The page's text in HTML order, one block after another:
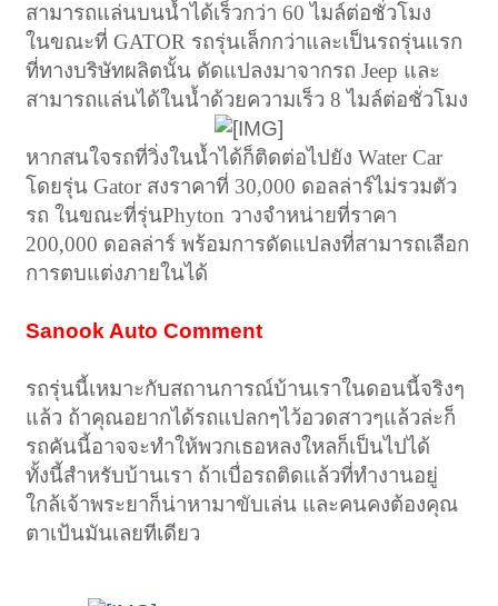
สามารถแล่นบนน้ำได้เร็วกว่า60ไมล์ต่อชั่วโมง
ในขณะที่GATOR รถรุ่นเล็กกว่าและเป็นรถรุ่นแรก
ที่ทางบริษัทผลิตนั้น ดัดแปลงมาจากรถJeep และ
สามารถแล่นได้ในน้ำด้วยความเร็ว8ไมล์ต่อชั่วโมง
หากสนใจรถที่วิ่งในน้ำได้ก็ติดต่อไปยังWater Car
โดยรุ่นGator สงราคาที่ 30,000 ดอลล่าร์ไม่รวมตัว
รถ ในขณะที่รุ่นPhyton วางจำหน่ายที่ราคา
200,000 ดอลล่าร์ พร้อมการดัดแปลงที่สามารถเลือก
การตบแต่งภายในได้
Sanook Auto Comment
รถรุ่นนี้เหมาะกับสถานการณ์บ้านเราในดอนนี้จริงๆ
แล้ว ถ้าคุณอยากได้รถแปลกๆไว้อวดสาวๆแล้วล่ะก็
รถคันนี้อาจจะทำให้พวกเธอหลงใหลก็เป็นไปได้
ทั้งนี้สำหรับบ้านเรา ถ้าเบื่อรถติดแล้วที่ทำงานอยู่
ใกล้เจ้าพระยาก็น่าหามาขับเล่น และคนคงต้องคุณ
ตาเป้นมันเลยทีเดียว